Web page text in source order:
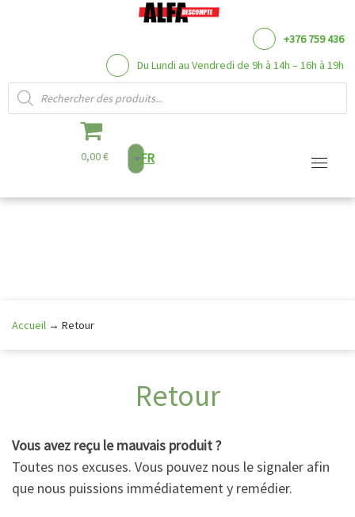
contenu
+376 759 436
Du Lundi au Vendredi de 9h à 14h – 16h à 19h
Recherche de produits
0,00 € FR
Accueil → Retour
Retour
Vous avez reçu le mauvais produit ?
Toutes nos excuses. Vous pouvez nous le signaler afin
que nous puissions immédiatement y remédier.